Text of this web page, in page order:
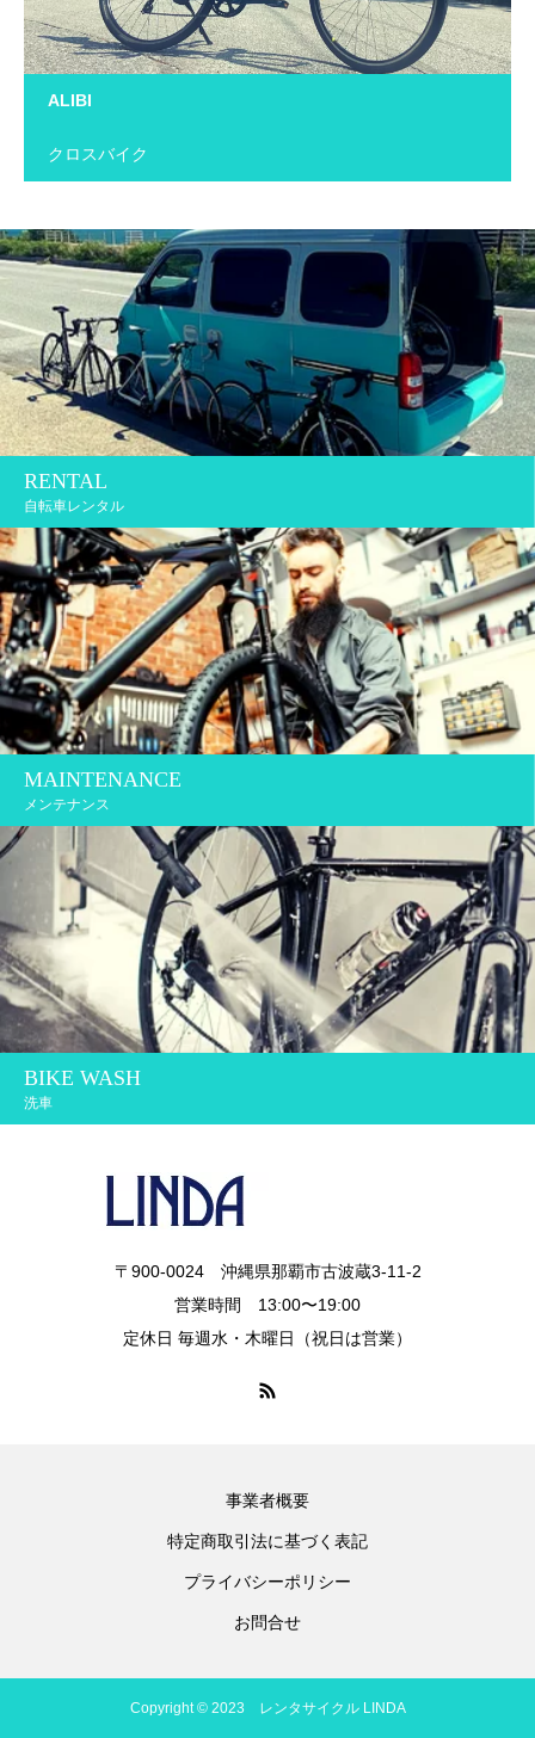
ALIBI
クロスバイク
RENTAL
自転車レンタル
MAINTENANCE
メンテナンス
BIKE WASH
洗車
〒900-0024 沖縄県那覇市古波蔵3-11-2
営業時間 13:00〜19:00
定休日 毎週水・木曜日（祝日は営業）
事業者概要
特定商取引法に基づく表記
プライバシーポリシー
お問合せ
Copyright © 2023 レンタサイクル LINDA